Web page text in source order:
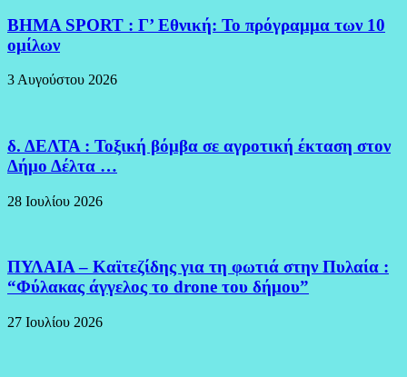
BHMA SPORT : Γ’ Εθνική: Το πρόγραμμα των 10
ομίλων
3 Αυγούστου 2026
δ. ΔΕΛΤΑ : Τοξική βόμβα σε αγροτική έκταση στον
Δήμο Δέλτα …
28 Ιουλίου 2026
ΠΥΛΑΙΑ – Καϊτεζίδης για τη φωτιά στην Πυλαία :
“Φύλακας άγγελος το drone του δήμου”
27 Ιουλίου 2026